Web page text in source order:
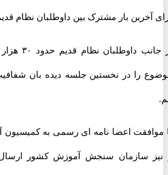
بار مشترک بین داوطلبان نظام قدیم و
از جانب داوطلبان
را در نخستین جلسه دیده بان شفافیت
اعضا نامه ای رسمی به کمیسیون
سازمان سنجش آموزش کشور ارسال